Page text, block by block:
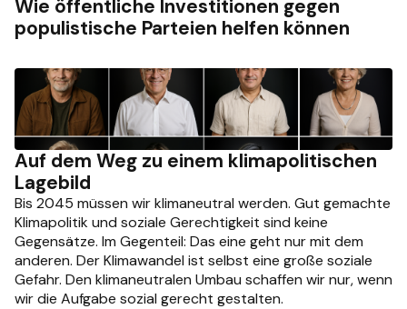
Wie öffentliche Investitionen gegen
populistische Parteien helfen können
Auf dem Weg zu einem klimapolitischen
Lagebild
Bis 2045 müssen wir klimaneutral werden. Gut gemachte
Klimapolitik und soziale Gerechtigkeit sind keine
Gegensätze. Im Gegenteil: Das eine geht nur mit dem
anderen. Der Klimawandel ist selbst eine große soziale
Gefahr. Den klimaneutralen Umbau schaffen wir nur, wenn
wir die Aufgabe sozial gerecht gestalten.